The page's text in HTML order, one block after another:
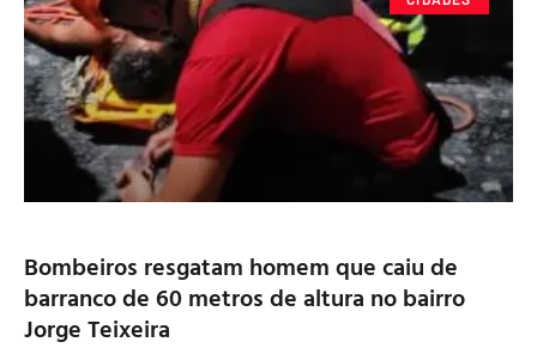
Bombeiros resgatam homem que caiu de
barranco de 60 metros de altura no bairro
Jorge Teixeira